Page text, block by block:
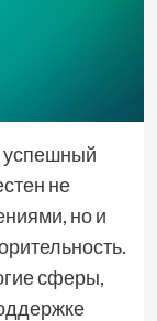
успешный
не
но и
сферы,